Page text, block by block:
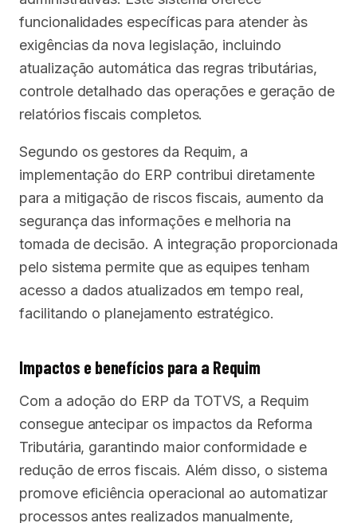
funcionalidades específicas para atender às
exigências da nova legislação, incluindo
atualização automática das regras tributárias,
controle detalhado das operações e geração de
relatórios fiscais completos.
Segundo os gestores da Requim, a
implementação do ERP contribui diretamente
para a mitigação de riscos fiscais, aumento da
segurança das informações e melhoria na
tomada de decisão. A integração proporcionada
pelo sistema permite que as equipes tenham
acesso a dados atualizados em tempo real,
facilitando o planejamento estratégico.
Impactos e benefícios para a Requim
Com a adoção do ERP da TOTVS, a Requim
consegue antecipar os impactos da Reforma
Tributária, garantindo maior conformidade e
redução de erros fiscais. Além disso, o sistema
promove eficiência operacional ao automatizar
processos antes realizados manualmente,